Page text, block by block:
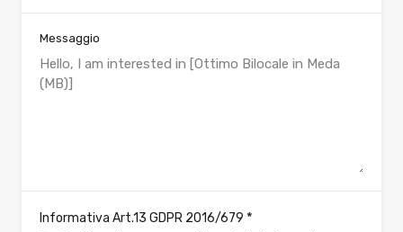
Messaggio
Informativa Art.13 GDPR 2016/679 *